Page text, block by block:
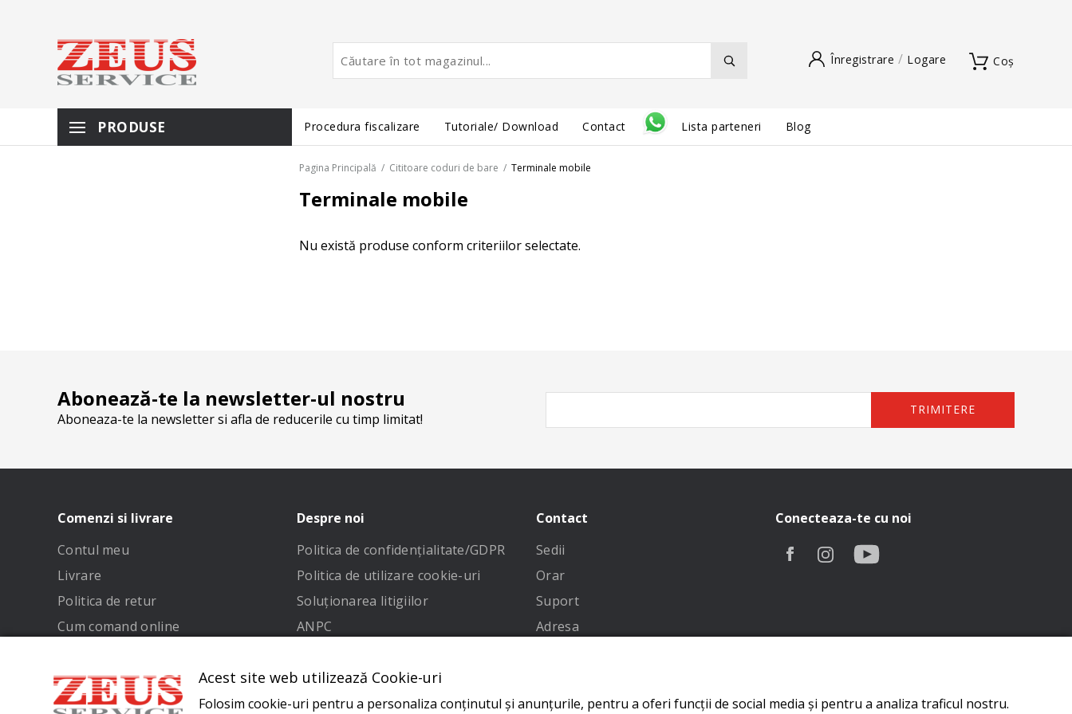
Coș
Înregistrare Logare
PRODUSE Procedura fiscalizare Tutoriale/ Download Contact Lista parteneri Blog
Pagina Principală / Cititoare coduri de bare / Terminale mobile
Terminale mobile
Nu există produse conform criteriilor selectate.
Abonează-te la newsletter-ul nostru
Aboneaza-te la newsletter si afla de reducerile cu timp limitat!
TRIMITERE
Comenzi si livrare
Contul meu
Livrare
Politica de retur
Cum comand online
Despre noi
Politica de confidenţialitate/GDPR
Politica de utilizare cookie-uri
Soluționarea litigiilor
ANPC
Contact
Sedii
Orar
Suport
Adresa
Conecteaza-te cu noi
Acest site web utilizează Cookie-uri
Folosim cookie-uri pentru a personaliza conținutul și anunțurile, pentru a oferi funcții de social media și pentru a analiza traficul nostru.